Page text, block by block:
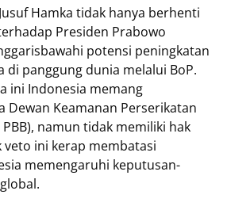
Hamka tidak hanya berhenti
Presiden Prabowo
potensi peningkatan
di panggung dunia melalui BoP.
ini Indonesia memang
Dewan Keamanan Perserikatan
PBB), namun tidak memiliki hak
veto ini kerap membatasi
memengaruhi keputusan-